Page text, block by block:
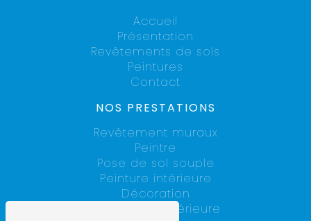
Accueil
Présentation
Revêtements de sols
Contact
Peintures
NOS PRESTATIONS
Revêtement muraux
Peintre
Peinture intérieure
Décoration
Rénovation intérieure
Pose de sol souple